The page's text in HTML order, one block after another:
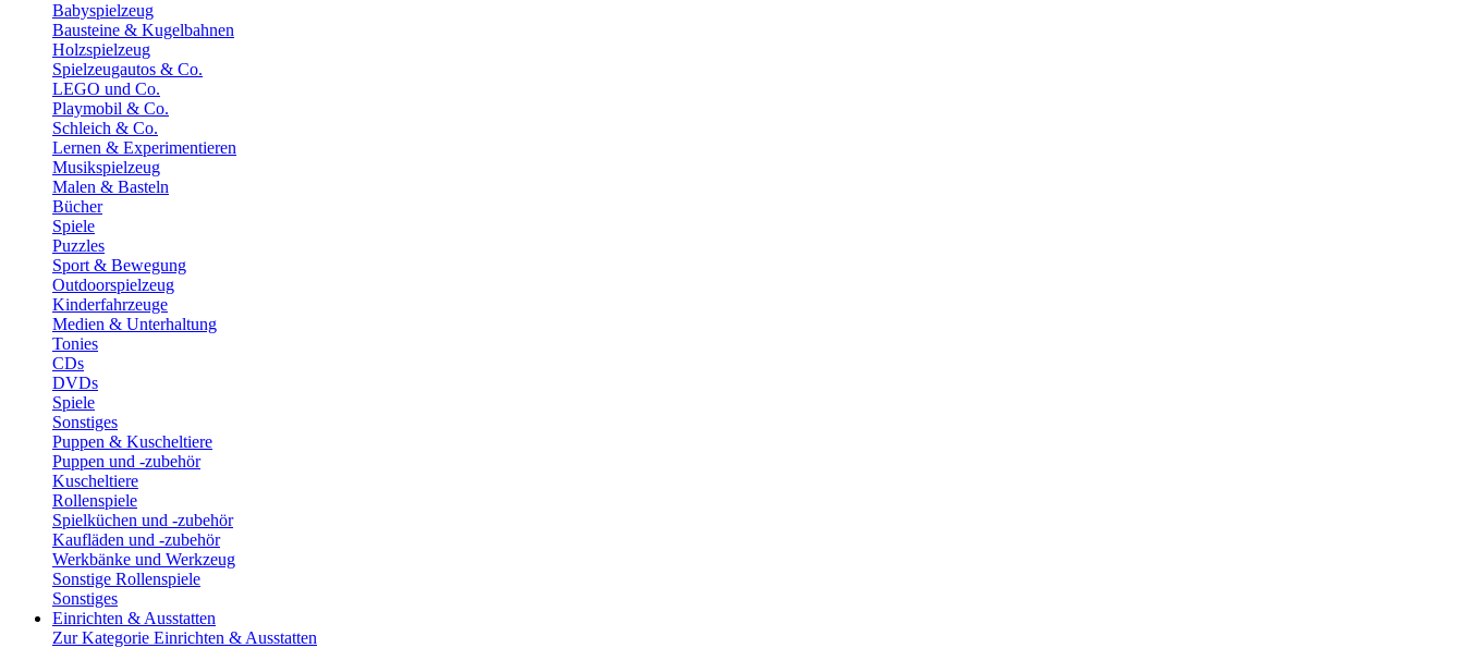
Babyspielzeug
Bausteine & Kugelbahnen
Holzspielzeug
Spielzeugautos & Co.
LEGO und Co.
Playmobil & Co.
Schleich & Co.
Lernen & Experimentieren
Musikspielzeug
Malen & Basteln
Bücher
Spiele
Puzzles
Sport & Bewegung
Outdoorspielzeug
Kinderfahrzeuge
Medien & Unterhaltung
Tonies
CDs
DVDs
Spiele
Sonstiges
Puppen & Kuscheltiere
Puppen und -zubehör
Kuscheltiere
Rollenspiele
Spielküchen und -zubehör
Kaufläden und -zubehör
Werkbänke und Werkzeug
Sonstige Rollenspiele
Sonstiges
Einrichten & Ausstatten
Zur Kategorie Einrichten & Ausstatten